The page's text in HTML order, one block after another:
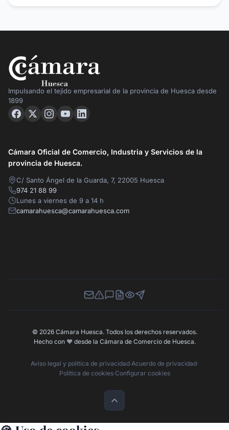
Impulsando el tejido empresarial de la provincia de Huesca desde
1899
Cámara Oficial de Comercio, Industria y Servicios de la
provincia de Huesca.
C/ Santo Ángel de la Guarda, 7, 22005 Huesca
974 21 88 99
Lunes a viernes de 9 a 14 h
camarahuesca@camarahuesca.com
Newsletter
Canal de Denuncias
Buzón de Sugerencias
Perfil Contratante
Ley de Transparencia
Contacta con nosotros
© 2026 Cámara Huesca. Todos los derechos reservados.
Hecho con ❤️desde la Cámara de Comercio de Huesca.
Aviso legal y política de privacidad·Acuerdo de privacidad·
Política de cookies·Configurar cookies